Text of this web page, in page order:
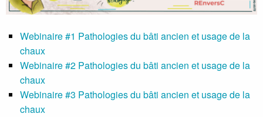
Webinaire #1 Pathologies du bâti ancien et usage de la
chaux
Webinaire #2 Pathologies du bâti ancien et usage de la
chaux
Webinaire #3 Pathologies du bâti ancien et usage de la
chaux